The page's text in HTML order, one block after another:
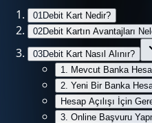
01 Debit Kart Nedir?
02Debit Kartın Avantajları
03Debit Kart Nasıl Alınır?
1. Mevcut Banka
2. Yeni Bir Banka
Hesap Açılışı İçin
3. Online Başvuru